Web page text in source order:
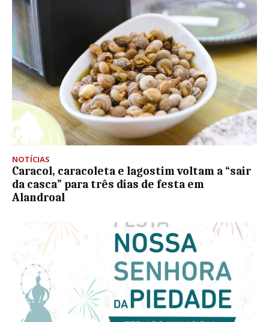
NOTÍCIAS
Caracol, caracoleta e lagostim voltam a “sair
da casca” para três dias de festa em
Alandroal